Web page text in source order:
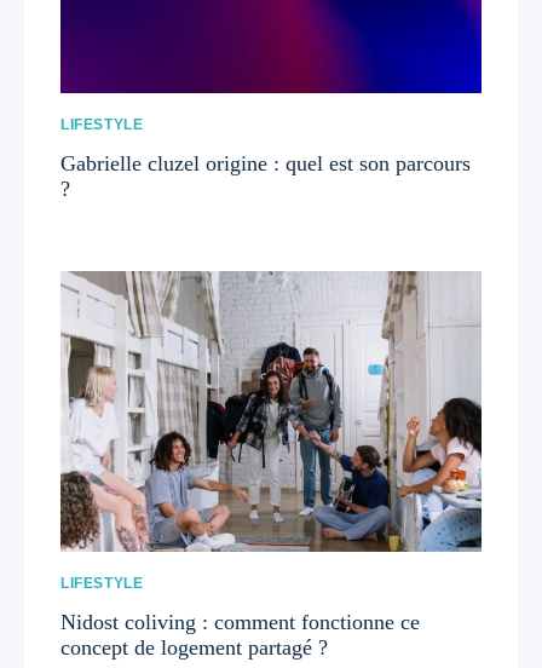
LIFESTYLE
Gabrielle cluzel origine : quel est son parcours
?
LIFESTYLE
Nidost coliving : comment fonctionne ce
concept de logement partagé ?